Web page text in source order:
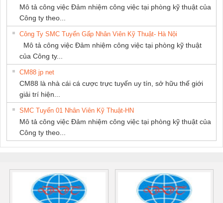
Mô tả công việc Đảm nhiệm công việc tại phòng kỹ thuật của
Công ty theo...
Công Ty SMC Tuyển Gấp Nhân Viên Kỹ Thuật- Hà Nội
Mô tả công việc Đảm nhiệm công việc tại phòng kỹ thuật
của Công ty...
CM88 jp net
CM88 là nhà cái cá cược trực tuyến uy tín, sở hữu thế giới
giải trí hiện...
SMC Tuyển 01 Nhân Viên Kỹ Thuật-HN
Mô tả công việc Đảm nhiệm công việc tại phòng kỹ thuật của
Công ty theo...